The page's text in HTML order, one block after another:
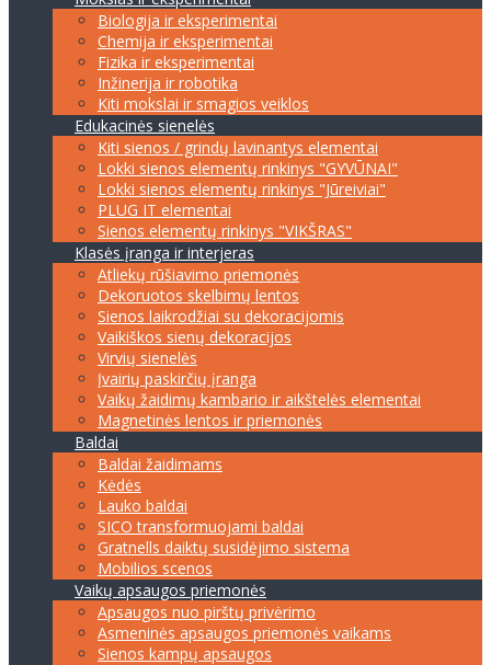
Biologija ir eksperimentai
Chemija ir eksperimentai
Fizika ir eksperimentai
Inžinerija ir robotika
Kiti mokslai ir smagios veiklos
Edukacinės sienelės
Kiti sienos / grindų lavinantys elementai
Lokki sienos elementų rinkinys "GYVŪNAI"
Lokki sienos elementų rinkinys "Jūreiviai"
PLUG IT elementai
Sienos elementų rinkinys "VIKŠRAS"
Klasės įranga ir interjeras
Atliekų rūšiavimo priemonės
Dekoruotos skelbimų lentos
Sienos laikrodžiai su dekoracijomis
Vaikiškos sienų dekoracijos
Virvių sienelės
Įvairių paskirčių įranga
Vaikų žaidimų kambario ir aikštelės elementai
Magnetinės lentos ir priemonės
Baldai
Baldai žaidimams
Kėdės
Lauko baldai
SICO transformuojami baldai
Gratnells daiktų susidėjimo sistema
Mobilios scenos
Vaikų apsaugos priemonės
Apsaugos nuo pirštų privėrimo
Asmeninės apsaugos priemonės vaikams
Sienos kampų apsaugos